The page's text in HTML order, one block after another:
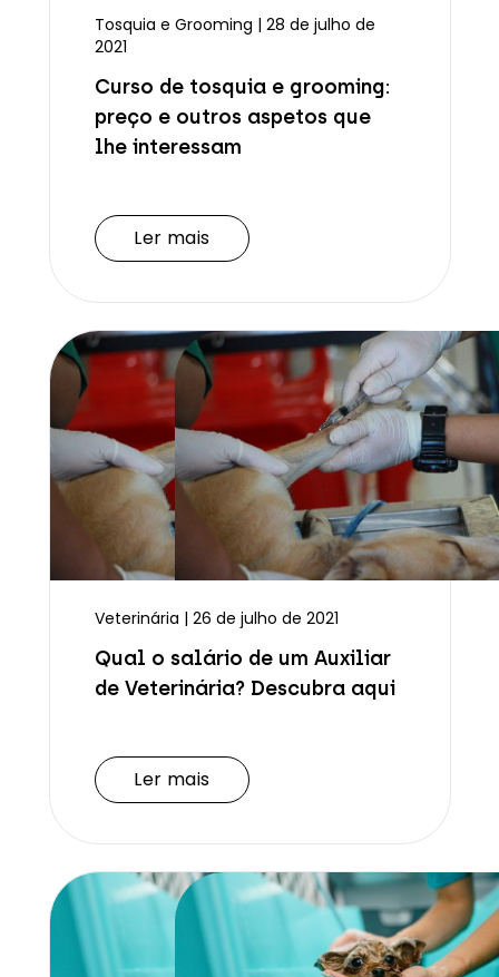
Tosquia e Grooming | 28 de julho de
2021
Curso de tosquia e grooming:
preço e outros aspetos que
lhe interessam
Ler mais
Veterinária | 26 de julho de 2021
Qual o salário de um Auxiliar
de Veterinária? Descubra aqui
Ler mais